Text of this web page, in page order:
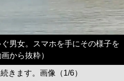
男女。スマホを手にその様子を
から抜粋）
きます。画像（1/6）